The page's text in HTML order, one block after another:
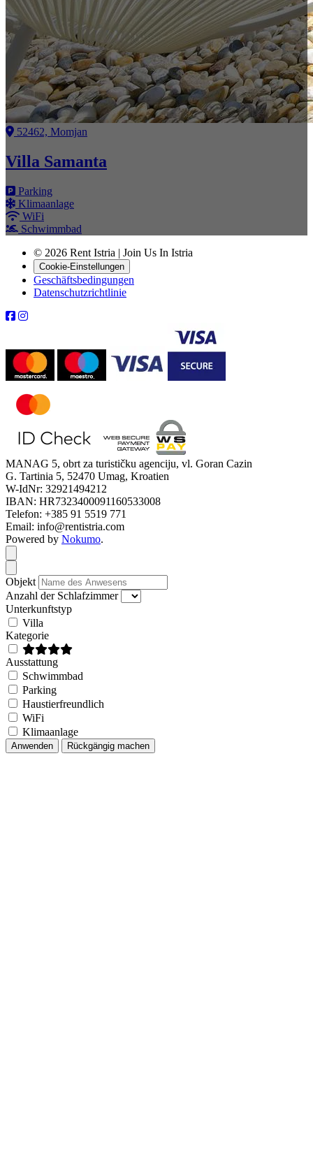
52462, Momjan
Villa Samanta
Parking
Klimaanlage
WiFi
Schwimmbad
© 2026 Rent Istria | Join Us In Istria
Cookie-Einstellungen
Geschäftsbedingungen
Datenschutzrichtlinie
MANAG 5, obrt za turističku agenciju, vl. Goran Cazin
G. Tartinia 5, 52470 Umag, Kroatien
W-IdNr: 32921494212
IBAN: HR7323400091160533008
Telefon: +385 91 5519 771
Email: info@rentistria.com
Powered by Nokumo.
Close modal
Close modal
Objekt
Anzahl der Schlafzimmer
Unterkunftstyp
Villa
Kategorie
Ausstattung
Schwimmbad
Parking
Haustierfreundlich
WiFi
Klimaanlage
Anwenden Rückgängig machen